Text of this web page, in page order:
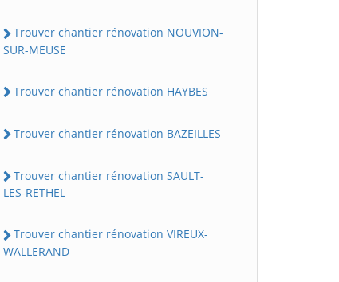
Trouver chantier rénovation NOUVION-
SUR-MEUSE
Trouver chantier rénovation HAYBES
Trouver chantier rénovation BAZEILLES
Trouver chantier rénovation SAULT-
LES-RETHEL
Trouver chantier rénovation VIREUX-
WALLERAND